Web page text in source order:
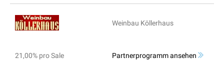
Weinbau Köllerhaus
21,00% pro Sale Partnerprogramm ansehen